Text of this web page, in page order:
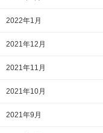
2022年1月
2021年12月
2021年11月
2021年10月
2021年9月